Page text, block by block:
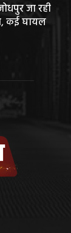
जा रही
कई घायल